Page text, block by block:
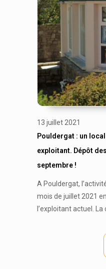
13 juillet 2021
Pouldergat : un
exploitant. Dépôt
septembre !
A Pouldergat,
mois de juillet 2021
l’exploitant actuel.